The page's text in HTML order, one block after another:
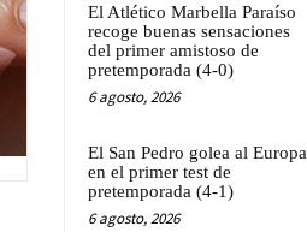
El Atlético Marbella Paraíso
recoge buenas sensaciones
del primer amistoso de
pretemporada (4-0)
6 agosto, 2026
El San Pedro golea al Europa
en el primer test de
pretemporada (4-1)
6 agosto, 2026